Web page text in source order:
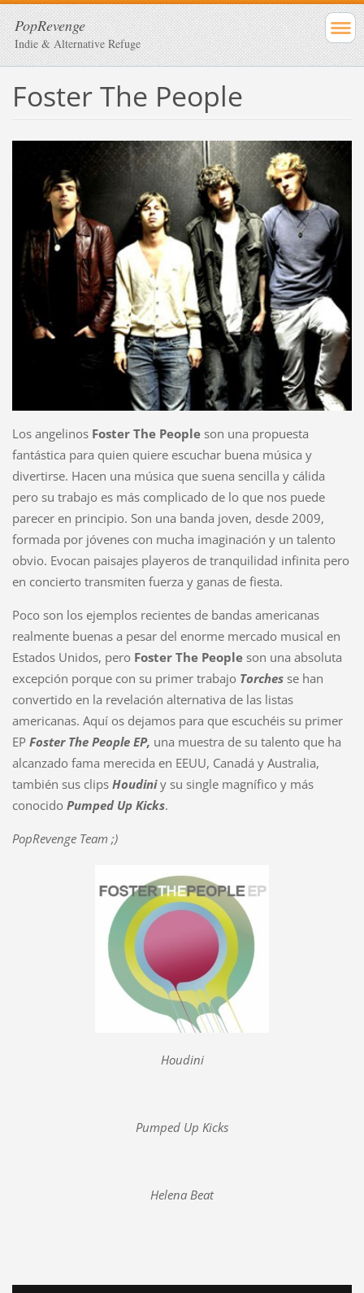
PopRevenge
Indie & Alternative Refuge
Foster The People
Los angelinos Foster The People son una propuesta
fantástica para quien quiere escuchar buena música y
divertirse. Hacen una música que suena sencilla y cálida
pero su trabajo es más complicado de lo que nos puede
parecer en principio. Son una banda joven, desde 2009,
formada por jóvenes con mucha imaginación y un talento
obvio. Evocan paisajes playeros de tranquilidad infinita pero
en concierto transmiten fuerza y ganas de fiesta.
Poco son los ejemplos recientes de bandas americanas
realmente buenas a pesar del enorme mercado musical en
Estados Unidos, pero Foster The People son una absoluta
excepción porque con su primer trabajo Torchesse han
convertido en la revelación alternativa de las listas
americanas. Aquí os dejamos para que escuchéis su primer
EP Foster The People EP, una muestra de su talento que ha
alcanzado fama merecida en EEUU, Canadá y Australia,
también sus clips Houdiniy su single magnífico y más
conocido Pumped Up Kicks.
PopRevenge Team ;)
Houdini
Pumped Up Kicks
Helena Beat